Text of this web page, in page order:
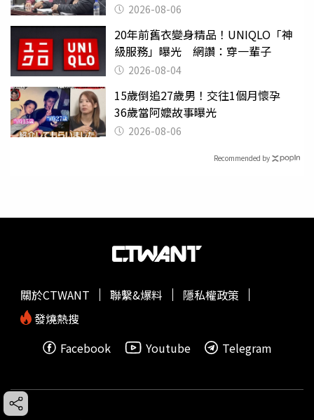
2026-08-06
20年前舊衣變身精品！UNIQLO「神
級服務」曝光 網讚：穿一輩子
2026-08-04
15歲倒追27歲男！交往1個月懷孕
36歲當阿嬤故事曝光
2026-08-06
Recommended by
關於CTWANT 聯繫&爆料
隱私權政策
發燒熱搜
Facebook
Youtube Telegram